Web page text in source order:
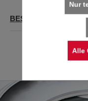
BESCHREIBUNG
Nur
Alle